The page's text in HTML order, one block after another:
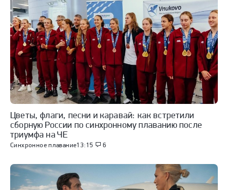
Синхронное плавание13:15 6
Цветы, флаги, песни и каравай: как встретили
сборную России по синхронному плаванию после
триумфа на ЧЕ